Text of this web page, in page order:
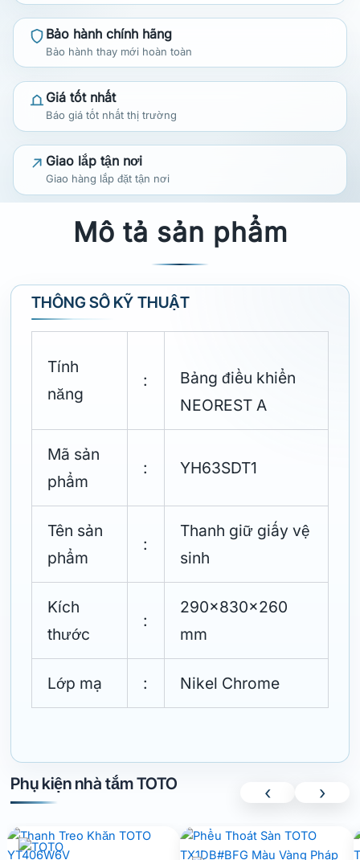
Bảo hành chính hãng
Bảo hành thay mới hoàn toàn
Giá tốt nhất
Báo giá tốt nhất thị trường
Giao lắp tận nơi
Giao hàng lắp đặt tận nơi
Mô tả sản phẩm
THÔNG SỐ KỸ THUẬT
Tính
năng
:
Bảng điều khiển
NEOREST A
Mã sản
phẩm
: YH63SDT1
Tên sản
phẩm
:
Thanh giữ giấy vệ
sinh
Kích
thước
:
290x830x260
mm
Lớp mạ : Nikel Chrome
Phụ kiện nhà tắm TOTO ‹ ›